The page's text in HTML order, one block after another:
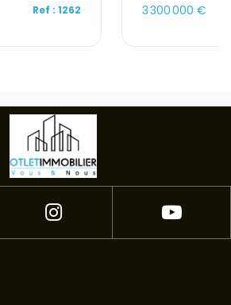
Ref : 1262 3 300 000 €